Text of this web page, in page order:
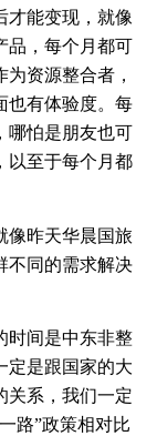
才能变现，就像
品，每个月都可
资源整合者，
也有体验度。每
哪怕是朋友也可
以至于每个月都
像昨天华晨国旅
不同的需求解决
时间是中东非整
定是跟国家的大
关系，我们一定
路”政策相对比